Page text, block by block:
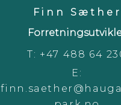
Finn Sæther
T: +47 488 64
E: